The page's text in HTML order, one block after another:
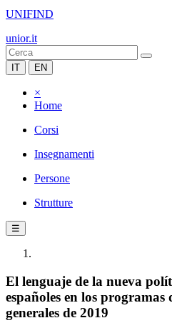
UNIFIND
unior.it
IT EN
×
Home
Corsi
Insegnamenti
Persone
Strutture
☰
El lenguaje de la nueva
españoles en los programas
generales de 2019